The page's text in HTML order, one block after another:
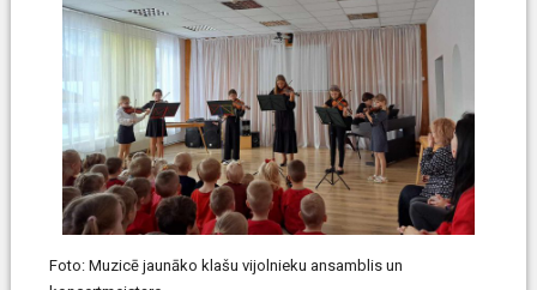
Foto: Muzicē jaunāko klašu vijolnieku ansamblis un